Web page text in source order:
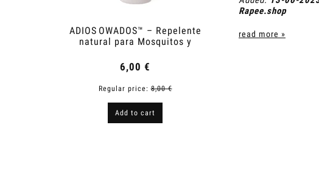
ADIOS OWADOS™ – Repelente
natural para Mosquitos y
6,00 €
Regular price:8,00 €
Add to cart
Showerelax
Rapee.shop
read more »